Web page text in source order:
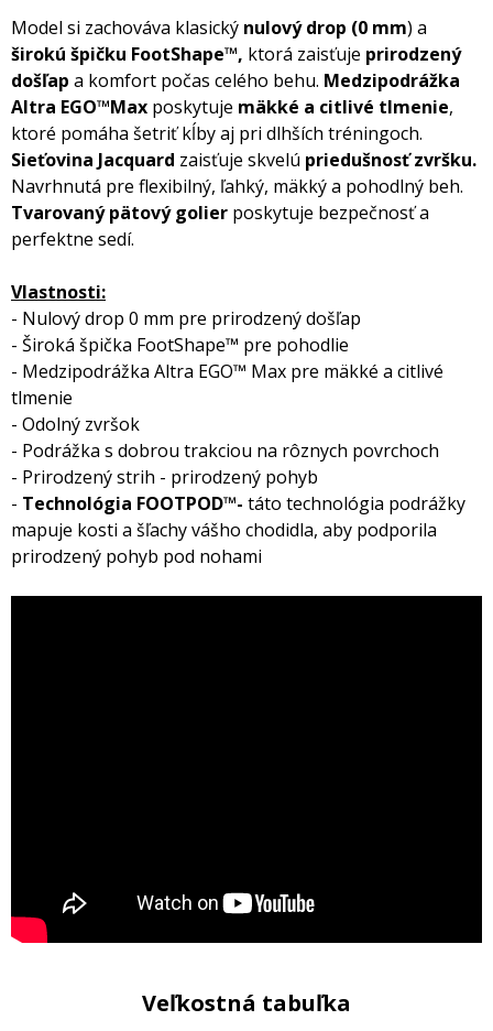
Model si zachováva klasický nulový drop (0 mm) a
širokú špičku FootShape™, ktorá zaisťuje prirodzený
došľap a komfort počas celého behu. Medzipodrážka
Altra EGO™Max poskytuje mäkké a citlivé tlmenie,
ktoré pomáha šetriť kĺby aj pri dlhších tréningoch.
Sieťovina Jacquard zaisťuje skvelú priedušnosť zvršku.
Navrhnutá pre flexibilný, ľahký, mäkký a pohodlný beh.
Tvarovaný pätový golier poskytuje bezpečnosť a
perfektne sedí.
Vlastnosti:
- Nulový drop 0 mm pre prirodzený došľap
- Široká špička FootShape™ pre pohodlie
- Medzipodrážka Altra EGO™ Max pre mäkké a citlivé
tlmenie
- Odolný zvršok
- Podrážka s dobrou trakciou na rôznych povrchoch
- Prirodzený strih - prirodzený pohyb
- Technológia FOOTPOD™- táto technológia podrážky
mapuje kosti a šľachy vášho chodidla, aby podporila
prirodzený pohyb pod nohami
Veľkostná tabuľka